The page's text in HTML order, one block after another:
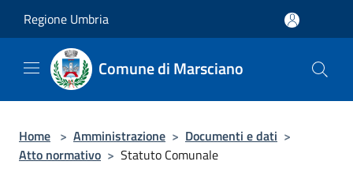
Regione Umbria
Comune di Marsciano
Home > Amministrazione > Documenti e dati >
Atto normativo > Statuto Comunale